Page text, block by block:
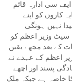
سی ادارہ قائم
کاروں کو اپنے
نہیں ہونگی
سیٹ وزیر اعظم کو
کے بعد مجھے یقین
اعظم کے عہدے نے
پسند اور اچھے
خاصہ ہے جبکہ ملک